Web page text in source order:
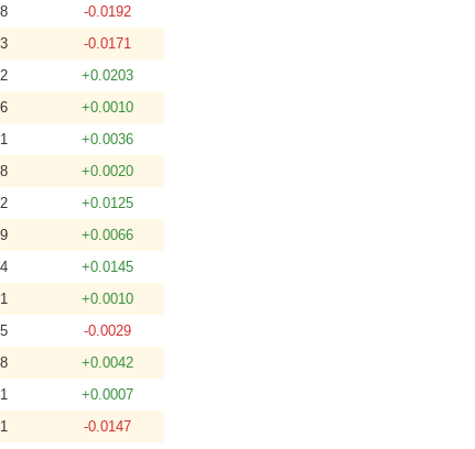
-0.0192
-0.0171
+0.0203
+0.0010
+0.0036
+0.0020
+0.0125
+0.0066
+0.0145
+0.0010
-0.0029
+0.0042
+0.0007
-0.0147